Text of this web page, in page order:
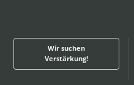
Wir suchen
Verstärkung!